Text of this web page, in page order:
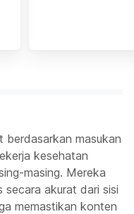
berdasarkan masukan
kesehatan
masing. Mereka
secara akurat dari sisi
memastikan konten